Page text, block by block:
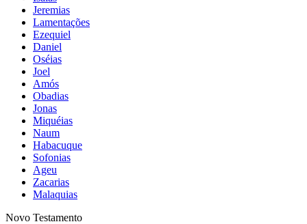
Jeremias
Lamentações
Ezequiel
Daniel
Oséias
Joel
Amós
Obadias
Jonas
Miquéias
Naum
Habacuque
Sofonias
Ageu
Zacarias
Malaquias
Novo Testamento